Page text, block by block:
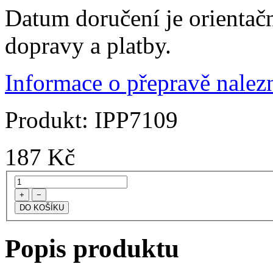
Datum doručení je
dopravy a platby.
Informace o přepravě
Produkt: IPP7109
187 Kč
+ −
Popis produktu